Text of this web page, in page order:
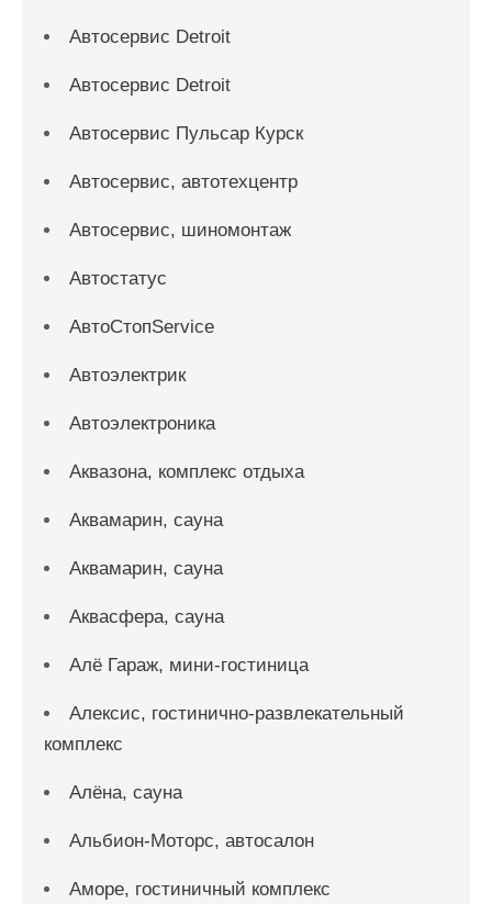
Автосервис Detroit
Автосервис Detroit
Автосервис Пульсар Курск
Автосервис, автотехцентр
Автосервис, шиномонтаж
Автостатус
АвтоСтопService
Автоэлектрик
Автоэлектроника
Аквазона, комплекс отдыха
Аквамарин, сауна
Аквамарин, сауна
Аквасфера, сауна
Алё Гараж, мини-гостиница
Алексис, гостинично-развлекательный
комплекс
Алёна, сауна
Альбион-Моторс, автосалон
Аморе, гостиничный комплекс